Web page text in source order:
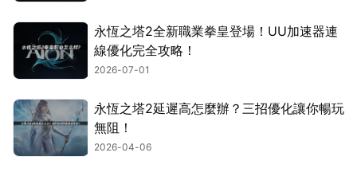
永恆之塔2全新職業拳皇登場！UU加速器連
線優化完全攻略！
2026-07-01
永恆之塔2延遲高怎麼辦？三招優化讓你暢玩
無阻！
2026-04-06